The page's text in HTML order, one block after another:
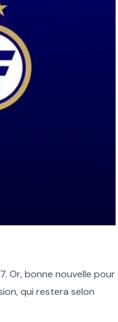
Or, bonne nouvelle pour
qui restera selon